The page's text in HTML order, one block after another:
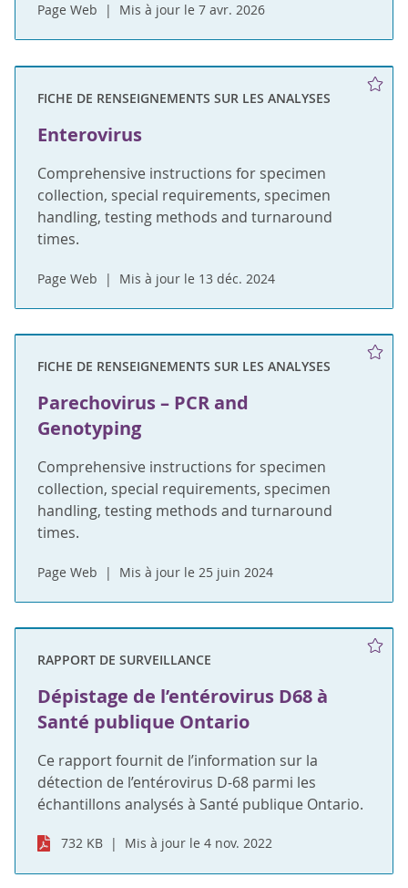
Page Web Mis à jour le 7 avr. 2026
FICHE DE RENSEIGNEMENTS SUR LES ANALYSES
Enterovirus
Comprehensive instructions for specimen
collection, special requirements, specimen
handling, testing methods and turnaround
times.
Page Web Mis à jour le 13 déc. 2024
FICHE DE RENSEIGNEMENTS SUR LES ANALYSES
Parechovirus – PCR and
Genotyping
Comprehensive instructions for specimen
collection, special requirements, specimen
handling, testing methods and turnaround
times.
Page Web Mis à jour le 25 juin 2024
RAPPORT DE SURVEILLANCE
Dépistage de l’entérovirus D68 à
Santé publique Ontario
Ce rapport fournit de l’information sur la
détection de l’entérovirus D-68 parmi les
échantillons analysés à Santé publique Ontario.
732 KB Mis à jour le 4 nov. 2022